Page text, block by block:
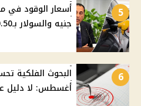
5
جنيه والسولار بـ20.50 جنيه
6
أغسطس: لا دليل